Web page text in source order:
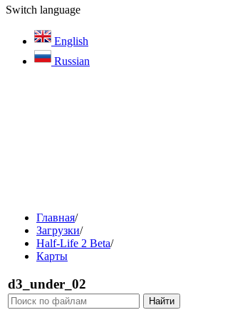
Switch language
English
Russian
Главная/
Загрузки/
Half-Life 2 Beta/
Карты
d3_under_02